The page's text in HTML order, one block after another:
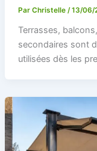
Par Christelle /13/06/
Terrasses,
secondaires sont
utilisées dès les